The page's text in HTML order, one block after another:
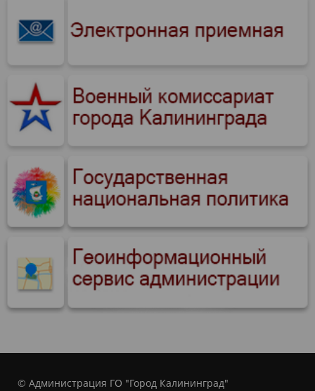
© Администрация ГО "Город Калининград"